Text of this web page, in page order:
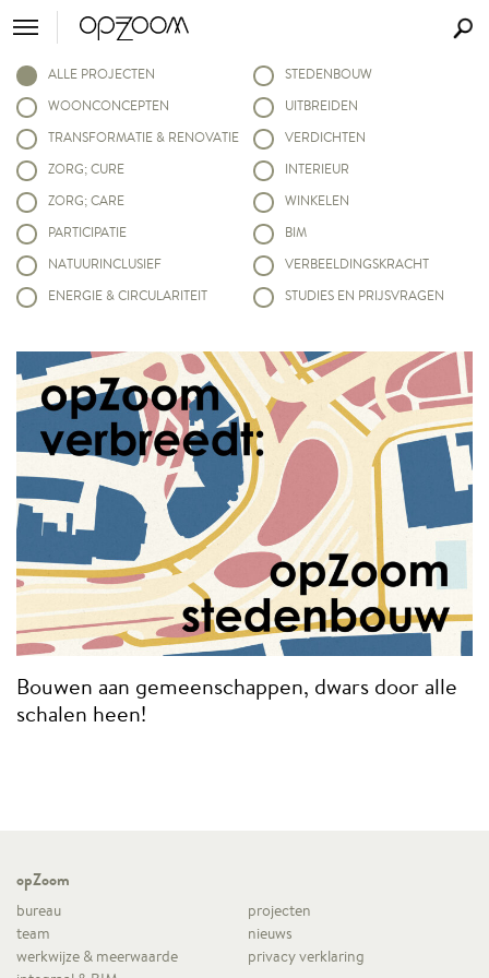
ALLE PROJECTEN
WOONCONCEPTEN
TRANSFORMATIE & RENOVATIE
ZORG; CURE
ZORG; CARE
PARTICIPATIE
NATUURINCLUSIEF
ENERGIE & CIRCULARITEIT
STEDENBOUW
UITBREIDEN
VERDICHTEN
INTERIEUR
WINKELEN
BIM
VERBEELDINGSKRACHT
STUDIES EN PRIJSVRAGEN
Bouwen aan gemeenschappen, dwars door alle
schalen heen!
opZoom
bureau
projecten
team
nieuws
werkwijze & meerwaarde
privacy verklaring